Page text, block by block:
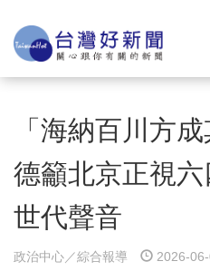
「海納百川方
德籲北京正視
世代聲音
政治中心／綜合報導 2026-